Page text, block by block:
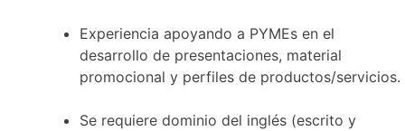
Experiencia apoyando a PYMEs en el
desarrollo de presentaciones, material
promocional y perfiles de productos/servicios.
Se requiere dominio del inglés (escrito y